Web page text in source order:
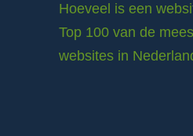
Hoeveel is een
Top 100 van de
websites in